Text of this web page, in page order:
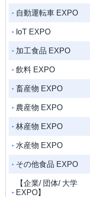
自動運転車 EXPO
IoT EXPO
加工食品 EXPO
飲料 EXPO
畜産物 EXPO
農産物 EXPO
林産物 EXPO
水産物 EXPO
その他食品 EXPO
【企業/ 団体/ 大学
EXPO】